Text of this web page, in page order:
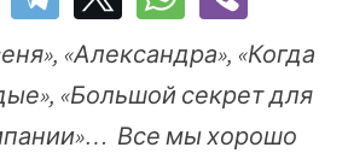
«Александра», «Когда
«Большой секрет для
Все мы хорошо